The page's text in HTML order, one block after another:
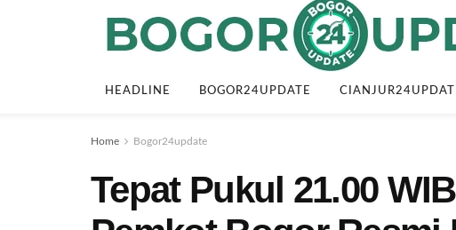
HEADLINE BOGOR24UPDATE
Home Bogor24update
Tepat Pukul 21.00